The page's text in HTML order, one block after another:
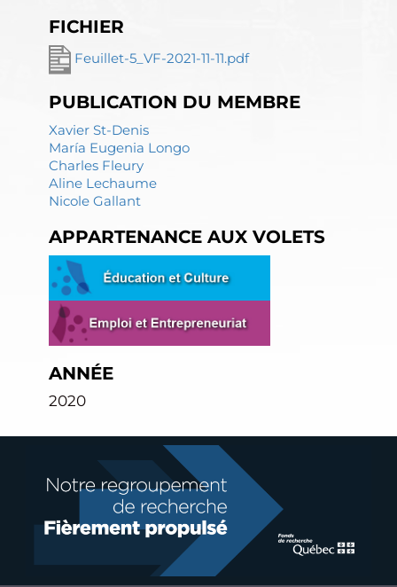
FICHIER
Feuillet-5_VF-2021-11-11.pdf
PUBLICATION DU MEMBRE
Xavier St-Denis
María Eugenia Longo
Charles Fleury
Aline Lechaume
Nicole Gallant
APPARTENANCE AUX VOLETS
ANNÉE
2020